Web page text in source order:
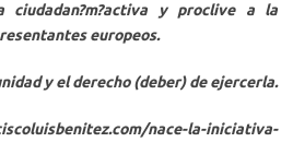
ciudadan?m?activa y proclive a la
europeos.
y el derecho (deber) de ejercerla.
nace-la-iniciativa-